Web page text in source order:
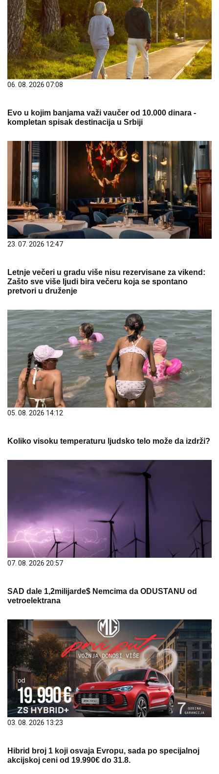
06. 08. 2026 07:08
Evo u kojim banjama važi vaučer od 10.000 dinara -
kompletan spisak destinacija u Srbiji
23. 07. 2026 12:47
Letnje večeri u gradu više nisu rezervisane za vikend:
Zašto sve više ljudi bira večeru koja se spontano
pretvori u druženje
05. 08. 2026 14:12
Koliko visoku temperaturu ljudsko telo može da izdrži?
07. 08. 2026 20:57
SAD dale 1,2milijarde$ Nemcima da ODUSTANU od
vetroelektrana
03. 08. 2026 13:23
Hibrid broj 1 koji osvaja Evropu, sada po specijalnoj
akcijskoj ceni od 19.990€ do 31.8.